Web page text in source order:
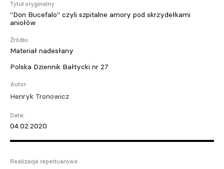
Tytuł oryginalny
"Don Bucefalo" czyli szpitalne amory pod skrzydełkami
aniołów
Źródło:
Materiał nadesłany
Polska Dziennik Bałtycki nr 27
Autor:
Henryk Tronowicz
Data:
04.02.2020
Realizacje repertuarowe